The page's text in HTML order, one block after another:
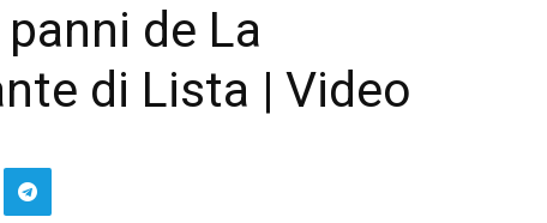
de La
di Lista | Video